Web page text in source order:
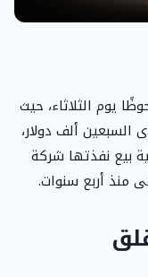
يوم الثلاثاء، حيث
ألف دولار،
بيع نفذتها شركة
منذ أربع سنوات.